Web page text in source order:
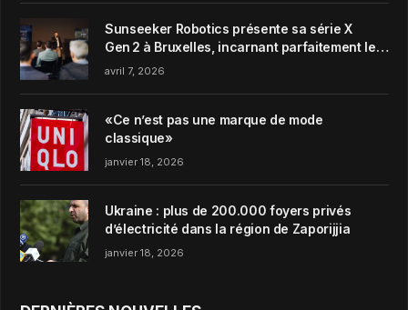
Sunseeker Robotics présente sa série X
Gen 2 à Bruxelles, incarnant parfaitement le
concept de Garden Harmony de la marque
avril 7, 2026
«Ce n’est pas une marque de mode
classique»
janvier 18, 2026
Ukraine : plus de 200.000 foyers privés
d’électricité dans la région de Zaporijjia
janvier 18, 2026